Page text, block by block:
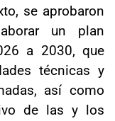
se aprobaron
un plan
a 2030, que
técnicas y
así como
de las y los